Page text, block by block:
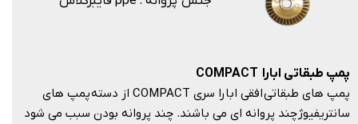
پمپ طبقاتی ابارا COMPACT
پمپ های طبقاتی افقی ابارا سری COMPACT از دسته پمپ های
سانتریفیوژ چند پروانه ای می باشند. چند پروانه بودن سبب می شود